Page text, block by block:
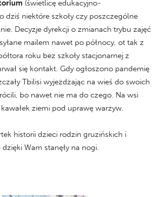
(świetlicę edukacyjno-
dziś niektóre szkoły czy poszczególne
Decyzje dyrekcji o zmianach trybu zajęć
mailem nawet po północy, ot tak z
roku bez szkoły stacjonarnej z
się kontakt. Gdy ogłoszono pandemię
Tbilisi wyjeżdżając na wieś do swoich
bo nawet nie ma do czego. Na wsi
ziemi pod uprawę warzyw.
historii dzieci rodzin gruzińskich i
Wam stanęły na nogi.